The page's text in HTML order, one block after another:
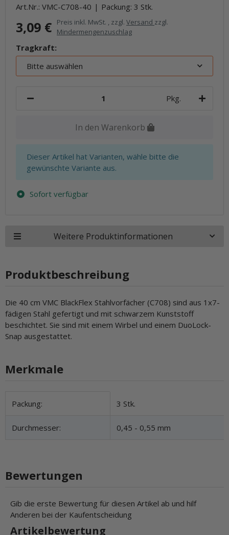
Art.Nr.: VMC-C708-40 Packung: 3 Stk.
3,09 € Preis inkl. MwSt. , zzgl. Versand zzgl.
Mindermengenzuschlag
Tragkraft:
Bitte auswählen
Pkg.
In den Warenkorb
x
Dieser Artikel hat Varianten, wähle bitte die
gewünschte Variante aus.
Sofort verfügbar
Weitere Produktinformationen
Produktbeschreibung
Die 40 cm VMC BlackFlex Stahlvorfächer (C708) sind aus 1x7-
fädigen Stahl gefertigt und mit schwarzem Kunststoff
beschichtet. Sie sind mit einem Wirbel und einem DuoLock-
Snap ausgestattet.
Merkmale
Produkteigenschaft
Wert
Packung: 3 Stk.
Durchmesser: 0,45 - 0,55 mm
Bewertungen
Gib die erste Bewertung für diesen Artikel ab und hilf
Anderen bei der Kaufentscheidung
Artikelbewertung